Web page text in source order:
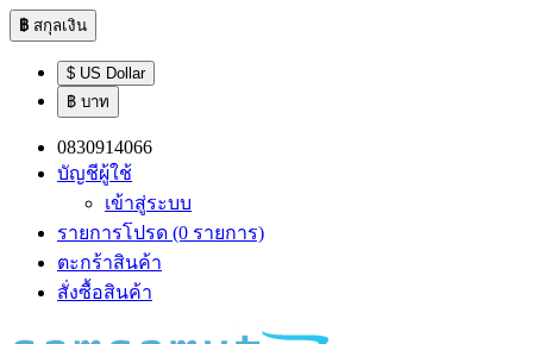
฿ สกุลเงิน
$ US Dollar
฿ บาท
0830914066
บัญชีผู้ใช้
เข้าสู่ระบบ
รายการโปรด (0 รายการ)
ตะกร้าสินค้า
สั่งซื้อสินค้า